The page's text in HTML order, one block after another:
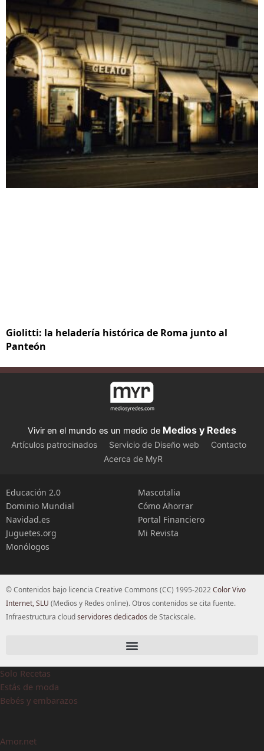
Giolitti: la heladería histórica de Roma junto al
Panteón
Vivir en el mundo es un medio de Medios y Redes
Artículos patrocinados Servicio de Diseño web
Contacto
Acerca de MyR
Educación 2.0
Dominio Mundial
Navidad.es
Juguetes.org
Monólogos
Mascotalia
Cómo Ahorrar
Portal Financiero
Mi Revista
© Contenidos bajo licencia Creative Commons (CC) 1995-2022Color Vivo
Internet, SLU (Medios y Redes online). Otros contenidos se cita fuente.
Infraestructura cloudservidores dedicados de Stackscale.
Solo Recetas
Estás de moda
Bebés y embarazos
Amor.net